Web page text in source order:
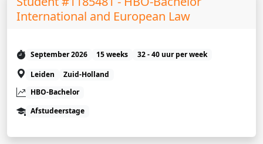
International and European Law
September 2026 15 weeks
32 - 40 uur per week
Leiden
Zuid-Holland
HBO-Bachelor
Afstudeerstage